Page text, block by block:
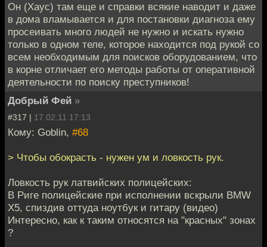
Он (Хаус) там еще и справки всякие наводит и даже
в дома вламывается и для постановки диагноза ему
просеивать много людей не нужно и искать нужно
только в одном теле, которое находится под рукой со
всем необходимым для поисков оборудованием, что
в корне отличает его методы работы от оперативной
деятельности по поиску преступников!
Добрый Фей »
#317 | 17.02.11 17:13
Кому: Goblin, #68
> Чтобы обокрасть - нужен ум и ловкость рук.
Ловкость рук латвийских полицейских:
В Риге полицейские при исполнении вскрыли BMW
X5, спиздив оттуда ноутбук и гитару (видео)
Интересно, как к таким относятся на "красных" зонах
?